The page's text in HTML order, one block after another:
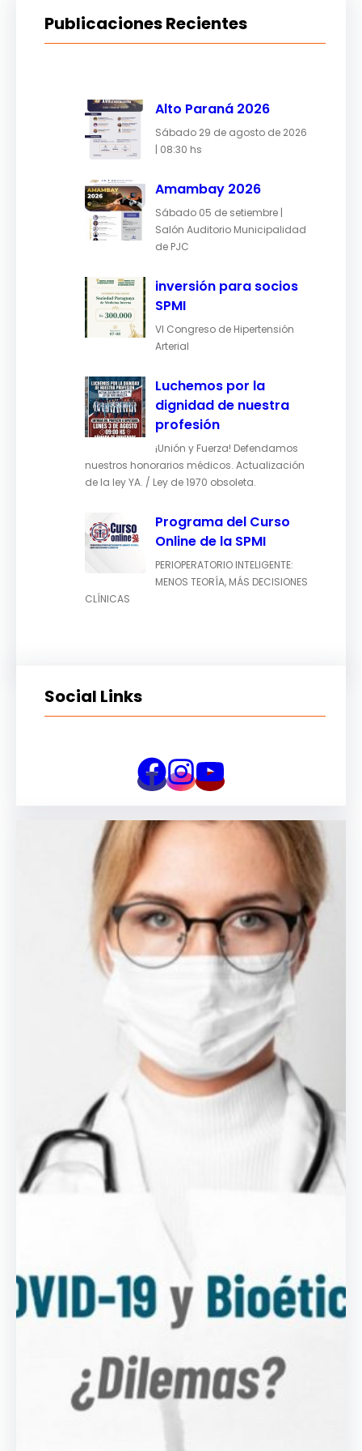
Publicaciones Recientes
Alto Paraná 2026
Sábado 29 de agosto de 2026
| 08:30 hs
Amambay 2026
Sábado 05 de setiembre |
Salón Auditorio Municipalidad
de PJC
inversión para socios
SPMI
VI Congreso de Hipertensión
Arterial
Luchemos por la
dignidad de nuestra
profesión
¡Unión y Fuerza! Defendamos
nuestros honorarios médicos. Actualización
de la ley YA. / Ley de 1970 obsoleta.
Programa del Curso
Online de la SPMI
PERIOPERATORIO INTELIGENTE:
MENOS TEORÍA, MÁS DECISIONES
CLÍNICAS
Social Links